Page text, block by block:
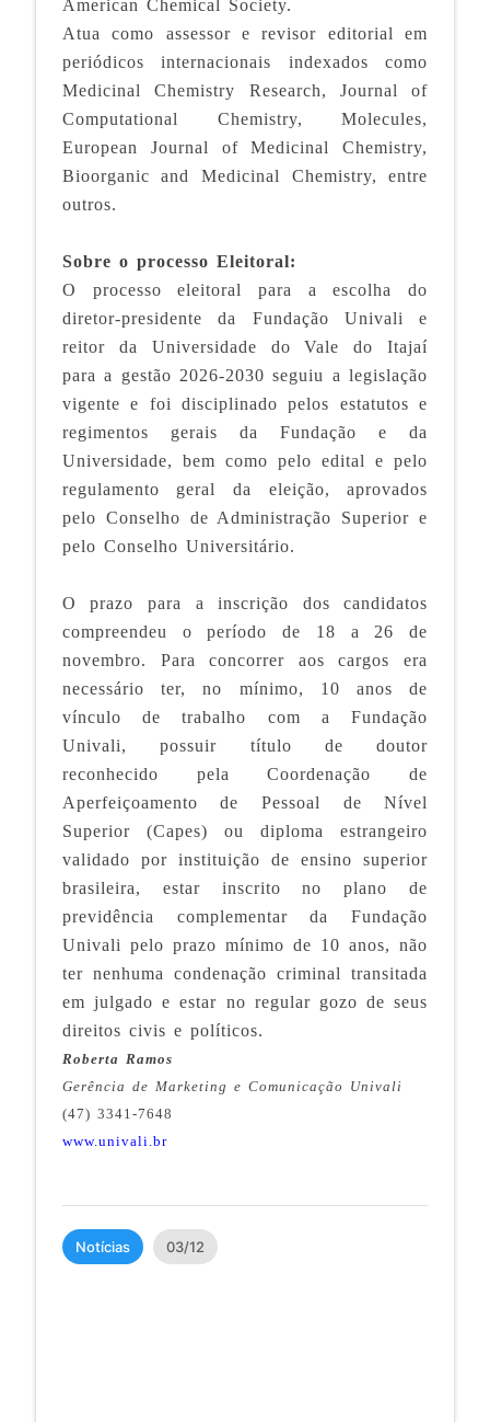
American Chemical Society.
Atua como assessor e revisor editorial em
periódicos internacionais indexados como
Medicinal Chemistry Research, Journal of
Computational Chemistry, Molecules,
European Journal of Medicinal Chemistry,
Bioorganic and Medicinal Chemistry, entre
outros.
Sobre o processo Eleitoral:
O processo eleitoral para a escolha do
diretor-presidente da Fundação Univali e
reitor da Universidade do Vale do Itajaí
para a gestão 2026-2030seguiu a legislação
vigente e foi disciplinado pelos estatutos e
regimentos gerais da Fundação e da
Universidade, bem como pelo edital e pelo
regulamento geral da eleição,aprovados
pelo Conselho de Administração Superior e
pelo Conselho Universitário.
O prazo para a inscrição dos candidatos
compreendeu o período de 18 a 26 de
novembro. Para concorrer aos cargos era
necessárioter, no mínimo, 10 anos de
vínculo de trabalho com a Fundação
Univali, possuir título de doutor
reconhecido pela Coordenação de
Aperfeiçoamento de Pessoal de Nível
Superior (Capes) ou diploma estrangeiro
validado por instituição de ensino superior
brasileira, estar inscrito no plano de
previdência complementar da Fundação
Univali pelo prazo mínimo de 10 anos, não
ter nenhuma condenação criminal transitada
em julgado e estar no regular gozo de seus
direitos civis e políticos.
Roberta Ramos
Gerência de Marketing e Comunicação Univali
(47) 3341-7648
www.univali.br
Notícias 03/12